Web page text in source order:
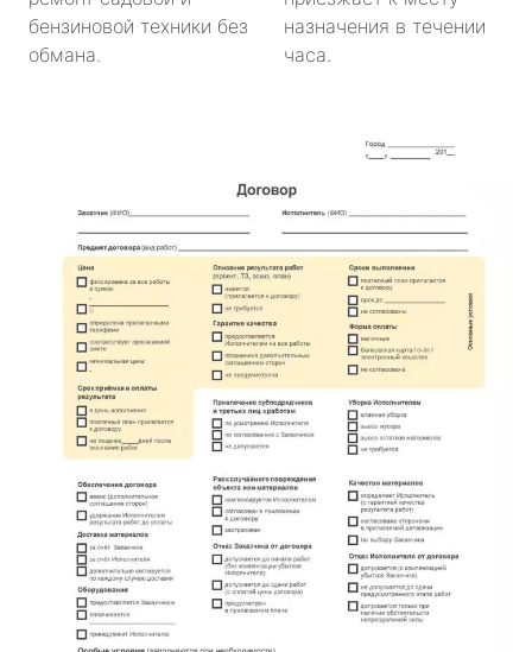
бензиновой техники без
обмана.
назначения в течении
часа.